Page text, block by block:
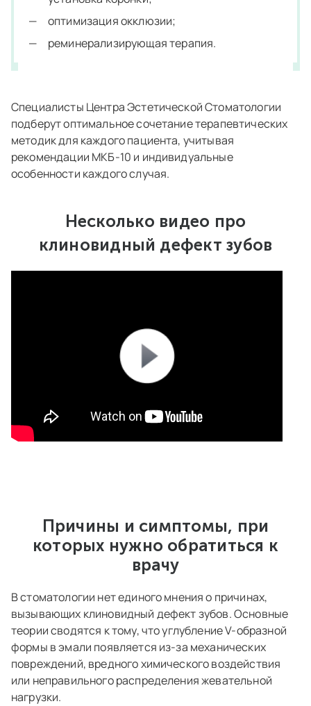
оптимизация окклюзии;
реминерализирующая терапия.
Специалисты Центра Эстетической Стоматологии
подберут оптимальное сочетание терапевтических
методик для каждого пациента, учитывая
рекомендации МКБ-10 и индивидуальные
особенности каждого случая.
Несколько видео про
клиновидный дефект зубов
Причины и симптомы, при
которых нужно обратиться к
врачу
В стоматологии нет единого мнения о причинах,
вызывающих клиновидный дефект зубов. Основные
теории сводятся к тому, что углубление V-образной
формы в эмали появляется из-за механических
повреждений, вредного химического воздействия
или неправильного распределения жевательной
нагрузки.